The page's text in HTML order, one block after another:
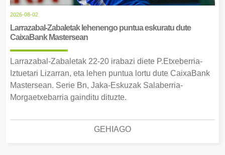
2026-08-02
Larrazabal-Zabaletak lehenengo puntua eskuratu dute
CaixaBank Mastersean
Larrazabal-Zabaletak 22-20 irabazi diete P.Etxeberria-
Iztuetari Lizarran, eta lehen puntua lortu dute CaixaBank
Mastersean. Serie Bn, Jaka-Eskuzak Salaberria-
Morgaetxebarria gainditu dituzte.
GEHIAGO